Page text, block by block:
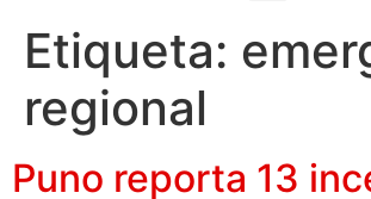
Etiqueta:
regional
Puno reporta 13